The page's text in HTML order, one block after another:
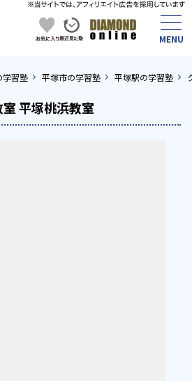
学習塾 平塚市の学習塾 平塚駅の学習塾
平塚桃浜教室